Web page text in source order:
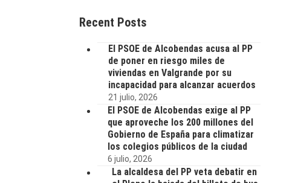
Recent Posts
El PSOE de Alcobendas acusa al PP
de poner en riesgo miles de
viviendas en Valgrande por su
incapacidad para alcanzar acuerdos
21 julio, 2026
El PSOE de Alcobendas exige al PP
que aproveche los 200 millones del
Gobierno de España para climatizar
los colegios públicos de la ciudad
6 julio, 2026
La alcaldesa del PP veta debatir en